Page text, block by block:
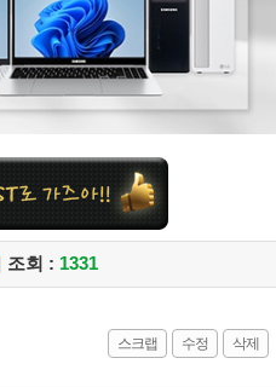
조회 : 1331
스크랩 수정 삭제